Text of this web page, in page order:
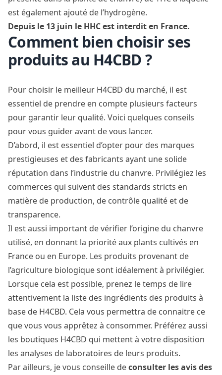
est également ajouté de l’hydrogène.
Depuis le 13 juin le HHC est interdit en France.
Comment bien choisir ses
produits au H4CBD ?
Pour choisir le meilleur H4CBD du marché, il est
essentiel de prendre en compte plusieurs facteurs
pour garantir leur qualité. Voici quelques conseils
pour vous guider avant de vous lancer.
D’abord, il est essentiel d’opter pour des marques
prestigieuses et des fabricants ayant une solide
réputation dans l’industrie du chanvre. Privilégiez les
commerces qui suivent des standards stricts en
matière de production, de contrôle qualité et de
transparence.
Il est aussi important de vérifier l’origine du chanvre
utilisé, en donnant la priorité aux plants cultivés en
France ou en Europe. Les produits provenant de
l’agriculture biologique sont idéalement à privilégier.
Lorsque cela est possible, prenez le temps de lire
attentivement la liste des ingrédients des produits à
base de H4CBD. Cela vous permettra de connaitre ce
que vous vous apprêtez à consommer. Préférez aussi
les boutiques H4CBD qui mettent à votre disposition
les analyses de laboratoires de leurs produits.
Par ailleurs, je vous conseille deconsulter les avis des